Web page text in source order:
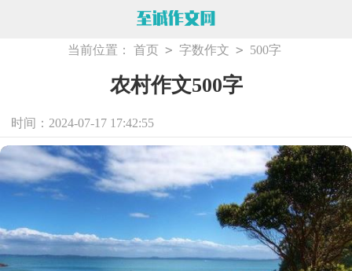
当前位置： 首页 > 字数作文 > 500字
农村作文500字
时间：2024-07-17 17:42:55